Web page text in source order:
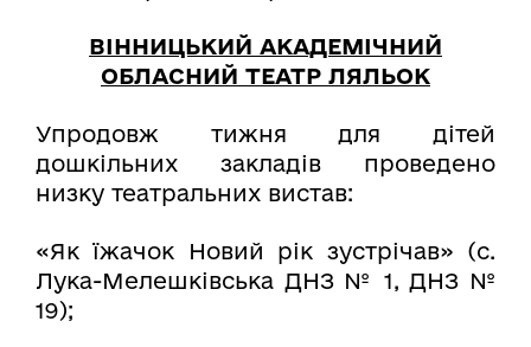
ВІННИЦЬКИЙ АКАДЕМІЧНИЙ
ОБЛАСНИЙ ТЕАТР ЛЯЛЬОК
Упродовж тижня для дітей
дошкільних закладів проведено
низку театральних вистав:
«Як їжачок Новий рік зустрічав» (с.
Лука-Мелешківська ДНЗ № 1, ДНЗ №
19);